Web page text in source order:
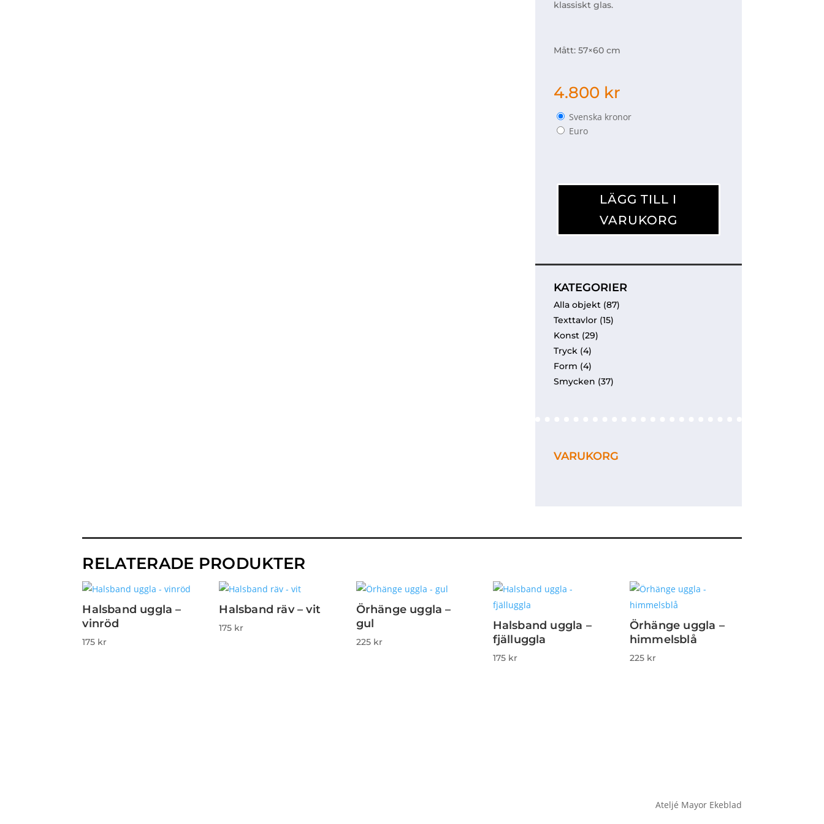
klassiskt glas.
Mått: 57×60 cm
4.800 kr
Svenska kronor
Euro
LÄGG TILL I
VARUKORG
KATEGORIER
Alla objekt (87)
Texttavlor (15)
Konst (29)
Tryck (4)
Form (4)
Smycken (37)
VARUKORG
RELATERADE PRODUKTER
Halsband uggla –
vinröd
175 kr
Halsband räv – vit
175 kr
Örhänge uggla –
gul
225 kr
Halsband uggla –
fjälluggla
175 kr
Örhänge uggla –
himmelsblå
225 kr
Ateljé Mayor Ekeblad